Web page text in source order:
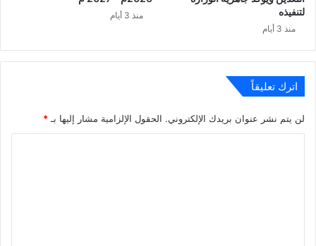
لتنفيذه
منذ 3 أيام
منذ 3 أيام
اترك تعليقاً
لن يتم نشر عنوان بريدك الإلكتروني. الحقول الإلزامية مشار إليها بـ*